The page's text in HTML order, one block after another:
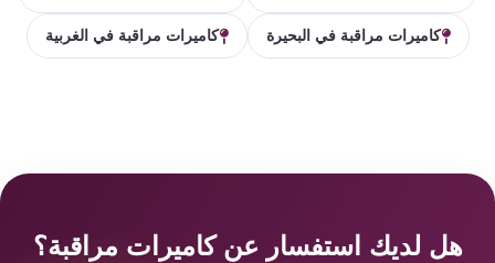
كاميرات مراقبة في البحيرة كاميرات مراقبة في الغربية
هل لديك استفسار عن كاميرات مراقبة؟